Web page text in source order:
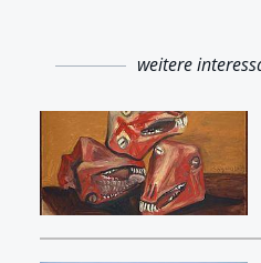
weitere